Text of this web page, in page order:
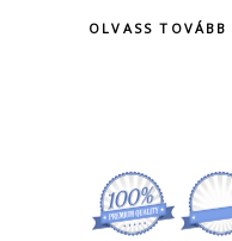
OLVASS TOVÁBB